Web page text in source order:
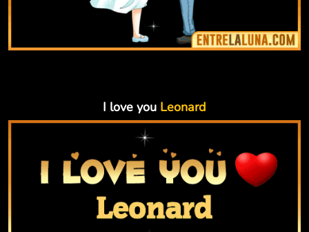
I love you Leonard